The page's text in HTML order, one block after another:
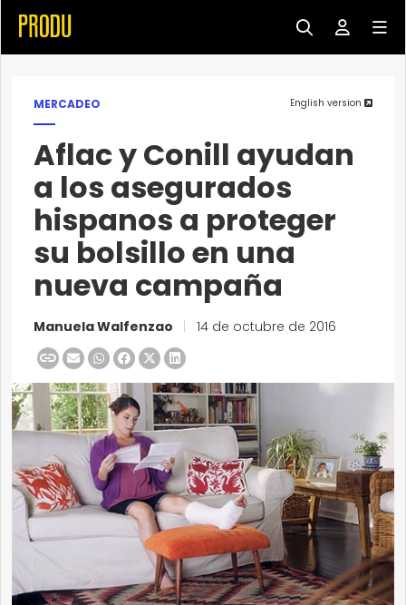
MERCADEO English version
Aflac y Conill ayudan
a los asegurados
hispanos a proteger
su bolsillo en una
nueva campaña
Manuela Walfenzao 14 de octubre de 2016